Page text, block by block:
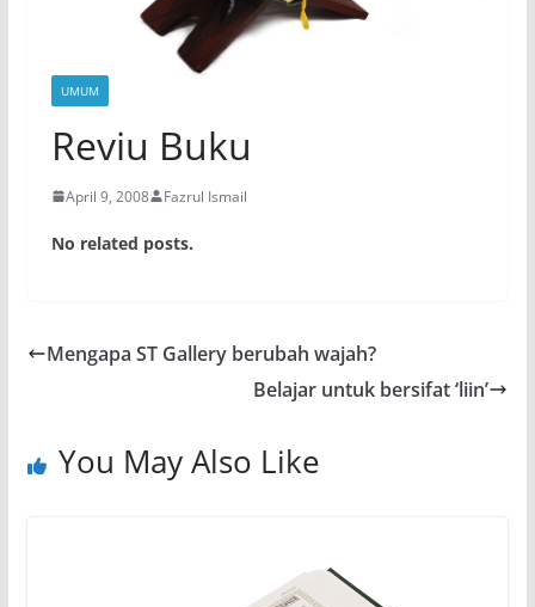
UMUM
Reviu Buku
April 9, 2008 Fazrul Ismail
No related posts.
Mengapa ST Gallery berubah wajah?
Belajar untuk bersifat ‘liin’
You May Also Like